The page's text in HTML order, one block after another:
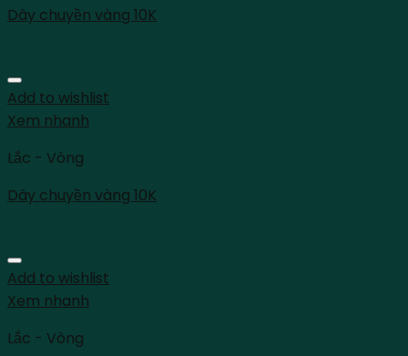
Dây chuyền vàng 10K
Add to wishlist
Xem nhanh
Lắc - Vòng
Dây chuyền vàng 10K
Add to wishlist
Xem nhanh
Lắc - Vòng